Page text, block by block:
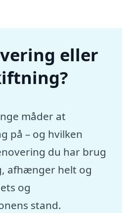
eller
måder at
på – og hvilken
du har brug
afhænger helt og
og
stand.